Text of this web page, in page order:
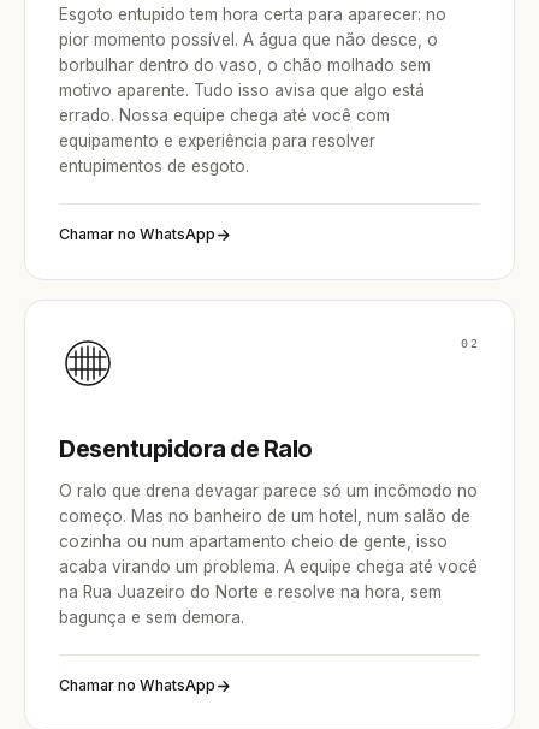
Esgoto entupido tem hora certa para aparecer: no
pior momento possível. A água que não desce, o
borbulhar dentro do vaso, o chão molhado sem
motivo aparente. Tudo isso avisa que algo está
errado. Nossa equipe chega até você com
equipamento e experiência para resolver
entupimentos de esgoto.
Chamar no WhatsApp
02
Desentupidora de Ralo
O ralo que drena devagar parece só um incômodo no
começo. Mas no banheiro de um hotel, num salão de
cozinha ou num apartamento cheio de gente, isso
acaba virando um problema. A equipe chega até você
na Rua Juazeiro do Norte e resolve na hora, sem
bagunça e sem demora.
Chamar no WhatsApp